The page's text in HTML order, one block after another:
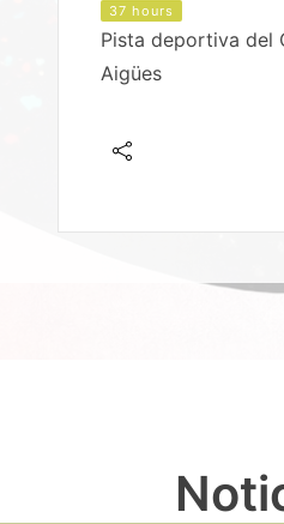
37 hours
Pista deportiva del
Aigües